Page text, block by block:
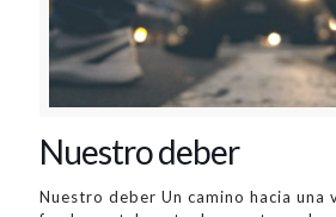
Nuestro deber
Nuestro deber Un camino hacia una